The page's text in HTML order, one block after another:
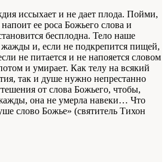
иссыхает и не дает плода. Пойми,
ее роса Божьего слова и
бесплодна. Тело наше
жажды и, если не подкрепится пищей,
не питается и не напояется словом
и умирает. Как телу на всякий
так и душе нужно непрестанно
от слова Божьего, чтобы,
она не умерла навеки… Что
слово Божье» (святитель Тихон